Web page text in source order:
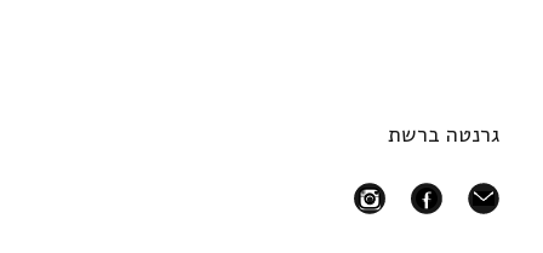
גרנטה ברשת
mail
facebook
instagram